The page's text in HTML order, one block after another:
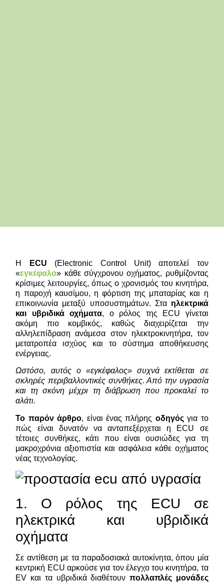
Η ECU (Electronic Control Unit) αποτελεί τον
«εγκέφαλο» κάθε σύγχρονου οχήματος, ρυθμίζοντας
κρίσιμες λειτουργίες, όπως ο χρονισμός του κινητήρα,
η παροχή καυσίμου, η φόρτιση της μπαταρίας και η
επικοινωνία μεταξύ υποσυστημάτων. Στα ηλεκτρικά
και υβριδικά οχήματα, ο ρόλος της ECU γίνεται
ακόμη πιο κομβικός, καθώς διαχειρίζεται την
αλληλεπίδραση ανάμεσα στον ηλεκτροκινητήρα, τον
μετατροπέα ισχύος και το σύστημα αποθήκευσης
ενέργειας.
Ωστόσο, αυτός ο «εγκέφαλος» συχνά εκτίθεται σε
σκληρές περιβαλλοντικές συνθήκες. Από την υγρασία
και τη σκόνη μέχρι τη διάβρωση που προκαλεί το
αλάτι.
Το παρόν άρθρο, είναι ένας πλήρης οδηγόςγια το
πώς είναι δυνατόν να ανταπεξέρχεται η ECU σε
τέτοιες συνθήκες, κάτι που είναι ουσιώδες για τη
μακροχρόνια αξιοπιστία και ασφάλεια κάθε οχήματος
νέας τεχνολογίας.
1. Ο ρόλος της ECU σε
ηλεκτρικά και υβριδικά
οχήματα
Σε αντίθεση με τα παραδοσιακά αυτοκίνητα, όπου μία
κεντρική ECU αρκούσε για τον έλεγχο του κινητήρα, τα
EV και τα υβριδικά διαθέτουν πολλαπλές μονάδες